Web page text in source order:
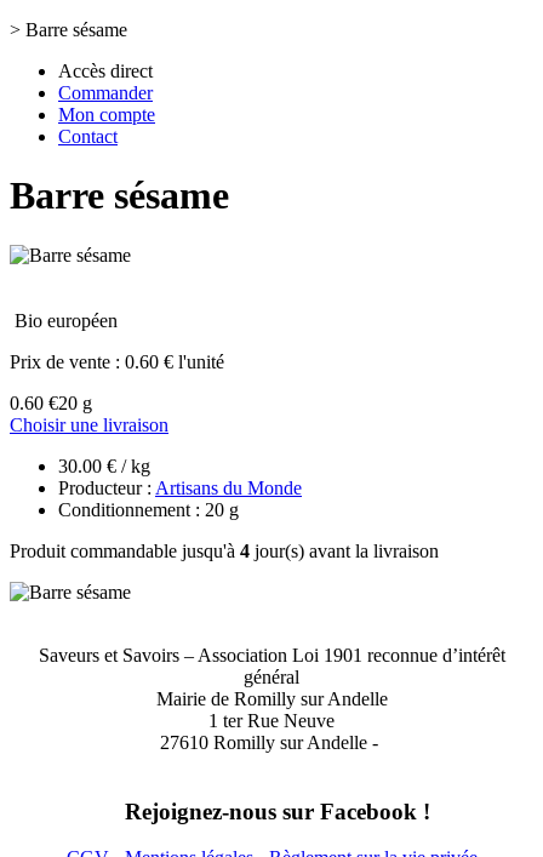
> Barre sésame
Accès direct
Commander
Mon compte
Contact
Barre sésame
Bio européen
Prix de vente : 0.60 € l'unité
0.60 €20 g
Choisir une livraison
30.00 € / kg
Producteur : Artisans du Monde
Conditionnement : 20 g
Produit commandable jusqu'à 4 jour(s) avant la livraison
Saveurs et Savoirs – Association Loi 1901 reconnue d’intérêt
général
Mairie de Romilly sur Andelle
1 ter Rue Neuve
27610 Romilly sur Andelle -
Rejoignez-nous sur Facebook !